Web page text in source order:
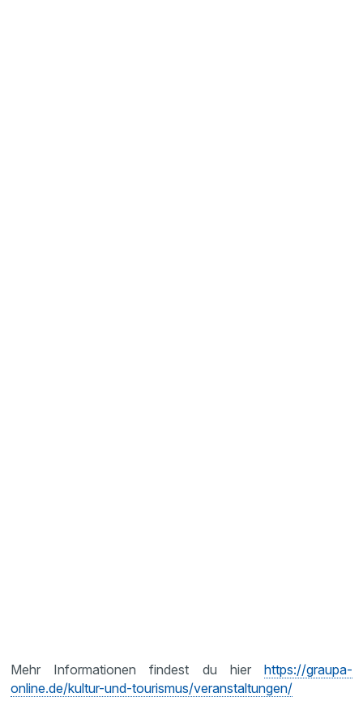
Mehr Informationen findest du hier https://graupa-
online.de/kultur-und-tourismus/veranstaltungen/